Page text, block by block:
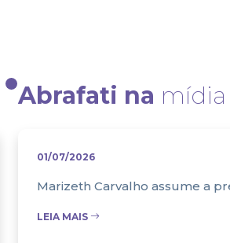
Abrafati na mídia
01/07/2026
Marizeth Carvalho assume a
LEIA MAIS